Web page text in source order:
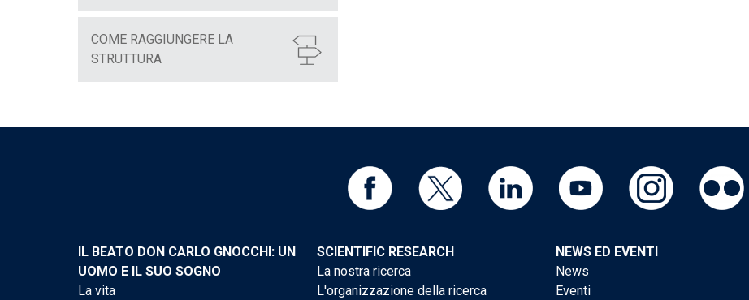
COME RAGGIUNGERE LA
STRUTTURA
IL BEATO DON CARLO GNOCCHI: UN
UOMO E IL SUO SOGNO
La vita
SCIENTIFIC RESEARCH
La nostra ricerca
L'organizzazione della ricerca
NEWS ED EVENTI
News
Eventi